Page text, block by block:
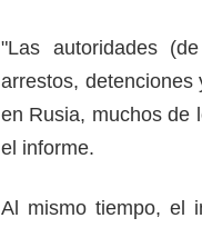
"Las autoridades
arrestos,
en Rusia, muchos de
el informe.
Al mismo tiempo, el